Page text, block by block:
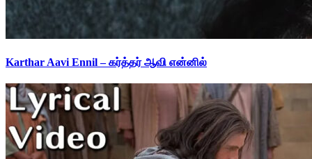
Karthar Aavi Ennil – கர்த்தர் ஆவி என்னில்